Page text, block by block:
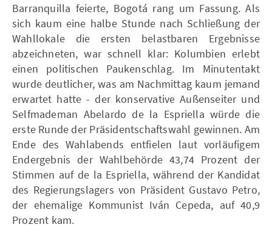
Barranquilla feierte, Bogotá rang um Fassung. Als
sich kaum eine halbe Stunde nach Schließung der
Wahllokale die ersten belastbaren Ergebnisse
abzeichneten, war schnell klar: Kolumbien erlebt
einen politischen Paukenschlag. Im Minutentakt
wurde deutlicher, was am Nachmittag kaum jemand
erwartet hatte - der konservative Außenseiter und
Selfmademan Abelardo de la Espriella würde die
erste Runde der Präsidentschaftswahl gewinnen. Am
Ende des Wahlabends entfielen laut vorläufigem
Endergebnis der Wahlbehörde 43,74 Prozent der
Stimmen auf de la Espriella, während der Kandidat
des Regierungslagers von Präsident Gustavo Petro,
der ehemalige Kommunist Iván Cepeda, auf 40,9
Prozent kam.